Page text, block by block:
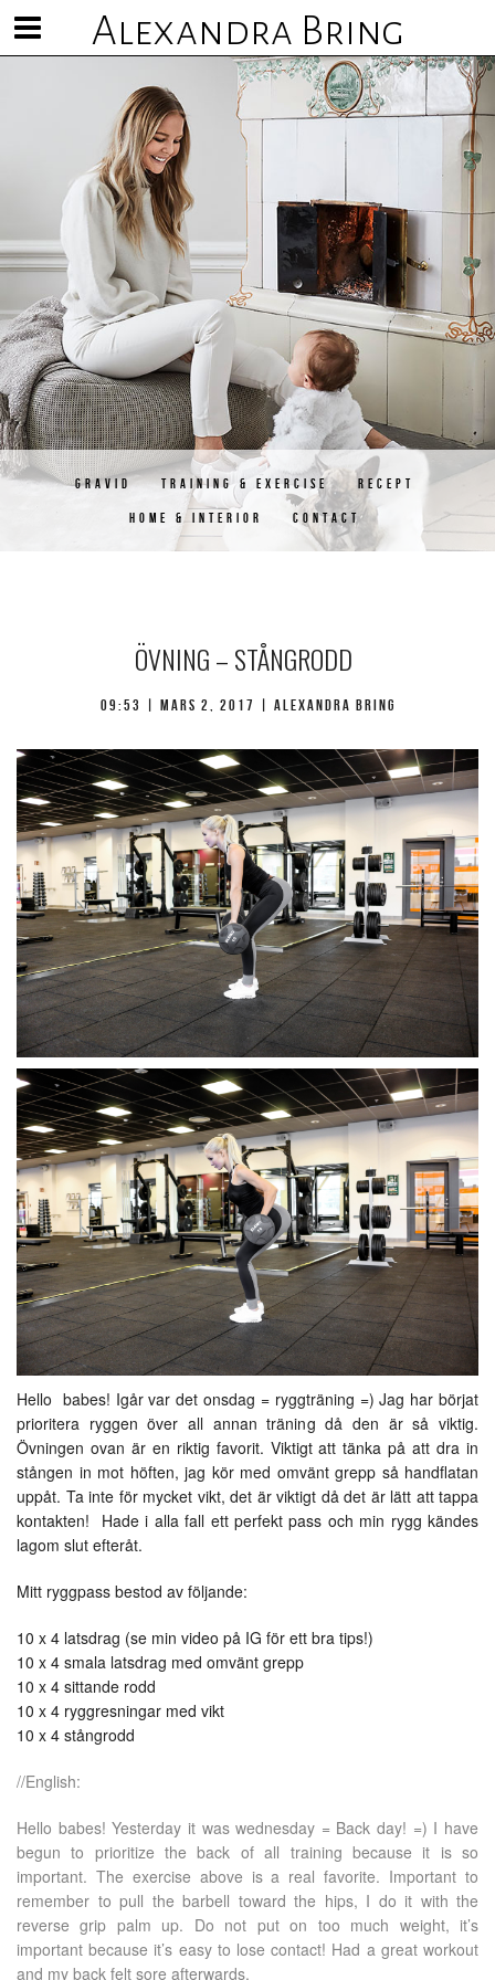
Alexandra Bring
Visa/göm
meny
GRAVID TRAINING & EXERCISE RECEPT
HOME & INTERIOR CONTACT
ÖVNING – STÅNGRODD
09:53 | mars 2, 2017 | Alexandra Bring
Hello babes! Igår var det onsdag = ryggträning =) Jag har börjat
prioritera ryggen över all annan träning då den är så viktig.
Övningen ovan är en riktig favorit. Viktigt att tänka på att dra in
stången in mot höften, jag kör med omvänt grepp så handflatan
uppåt. Ta inte för mycket vikt, det är viktigt då det är lätt att tappa
kontakten! Hade i alla fall ett perfekt pass och min rygg kändes
lagom slut efteråt.
Mitt ryggpass bestod av följande:
10 x 4 latsdrag (se min video på IG för ett bra tips!)
10 x 4 smala latsdrag med omvänt grepp
10 x 4 sittande rodd
10 x 4 ryggresningar med vikt
10 x 4 stångrodd
//English:
Hello babes! Yesterday it was wednesday = Back day! =) I have
begun to prioritize the back of all training because it is so
important. The exercise above is a real favorite. Important to
remember to pull the barbell toward the hips, I do it with the
reverse grip palm up. Do not put on too much weight, it’s
important because it’s easy to lose contact! Had a great workout
and my back felt sore afterwards.